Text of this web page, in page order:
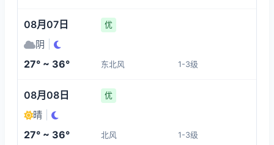
32°
1-3 1-3
05:00
27°
06:00
1-3
08月07日 优
阴
27° ~ 36° 东北风 1-3级
08月08日 优
晴
27° ~ 36° 北风 1-3级